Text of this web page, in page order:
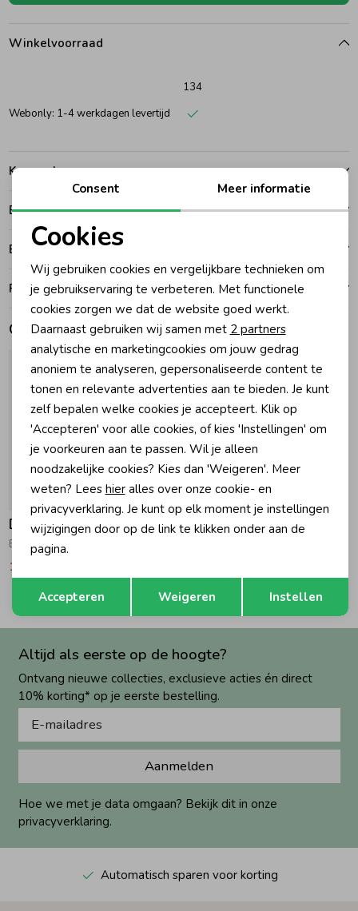
Kledingaccessoires
Beenmode
Rompers
Ondergoed
Regenkleding &-laarzen
Zomeraccessoires
Kledingaccessoires
Beenmode
Winteraccessoires
Winkelvoorraad
134
Webonly: 1-4 werkdagen levertijd
Kenmerken
Betalen
Bezorgen of ophalen
Ruilen en retouren
Gerelateerde producten
-50% korting
Daily7
Broek met streep Lolite
19,97
Altijd als eerste op de hoogte?
Ontvang nieuwe collecties, exclusieve acties én direct
10% korting* op je eerste bestelling.
Aanmelden
Hoe we met je data omgaan? Bekijk dit in onze
privacyverklaring.
Automatisch sparen voor korting
Noodzakelijke cookies
Personalisatie cookies
Analytische cookies
Marketing cookies
Terug Opslaan
Consent Meer informatie
Cookies
Wij gebruiken cookies en vergelijkbare technieken om
je gebruikservaring te verbeteren. Met functionele
cookies zorgen we dat de website goed werkt.
Daarnaast gebruiken wij samen met 2 partners
analytische en marketingcookies om jouw gedrag
anoniem te analyseren, gepersonaliseerde content te
tonen en relevante advertenties aan te bieden. Je kunt
zelf bepalen welke cookies je accepteert. Klik op
'Accepteren' voor alle cookies, of kies 'Instellingen' om
je voorkeuren aan te passen. Wil je alleen
noodzakelijke cookies? Kies dan 'Weigeren'. Meer
weten? Lees hieralles over onze cookie- en
privacyverklaring. Je kunt op elk moment je instellingen
wijzigingen door op de link te klikken onder aan de
pagina.
Accepteren Weigeren Instellen